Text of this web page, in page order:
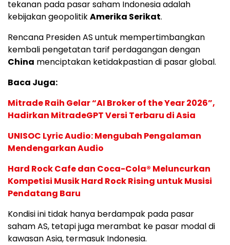
tekanan pada pasar saham Indonesia adalah
kebijakan geopolitikAmerika Serikat.
Rencana Presiden AS untuk mempertimbangkan
kembali pengetatan tarif perdagangan dengan
China menciptakan ketidakpastian di pasar global.
Baca Juga:
Mitrade Raih Gelar “AI Broker of the Year 2026”,
Hadirkan MitradeGPT Versi Terbaru di Asia
UNISOC Lyric Audio: Mengubah Pengalaman
Mendengarkan Audio
Hard Rock Cafe dan Coca-Cola® Meluncurkan
Kompetisi Musik Hard Rock Rising untuk Musisi
Pendatang Baru
Kondisi ini tidak hanya berdampak pada pasar
saham AS, tetapi juga merambat ke pasar modal di
kawasan Asia, termasuk Indonesia.